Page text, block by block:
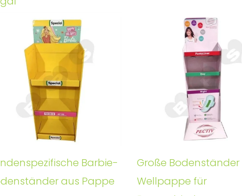
Barbie-
aus Pappe
Große Bodenständer
Wellpappe für